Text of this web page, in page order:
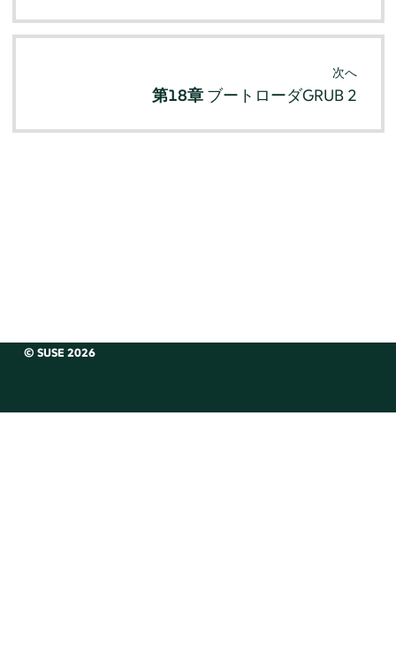
次へ
第18章 ブートローダGRUB 2
© SUSE 2026